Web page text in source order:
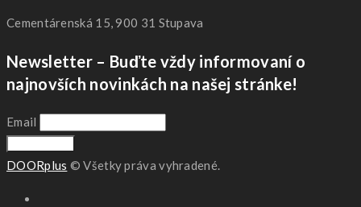
Cementárenská 15, 900 31 Stupava
Newsletter – Buďte vždy informovaní o
najnovších novinkách na našej stránke!
Email
DOORplus © Všetky práva vyhradené.